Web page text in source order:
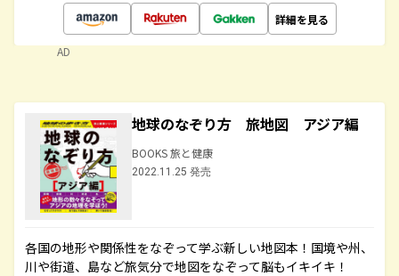
詳細を見る
AD
地球のなぞり方 旅地図 アジア編
BOOKS 旅と健康
2022.11.25 発売
各国の地形や関係性をなぞって学ぶ新しい地図本！国境や州、
川や街道、島など旅気分で地図をなぞって脳もイキイキ！